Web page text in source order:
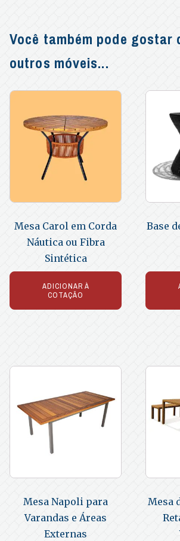
Você também pode gostar
outros móveis...
Mesa Carol em Corda
Náutica ou Fibra
Sintética
ADICIONAR À
COTAÇÃO
Base
Mesa Napoli para
Varandas e Áreas
Externas
Mesa